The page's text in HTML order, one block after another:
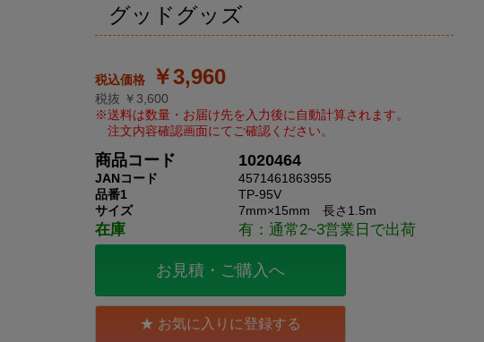
グッドグッズ
￥3,960
税抜 ￥3,600
商品コード 1020464
JANコード
4571461863955
品番1
TP-95V
サイズ
7mm×15mm 長さ1.5m
在庫 有：通常2~3営業日で出荷
お見積・ご購入へ
お気に入りに登録する